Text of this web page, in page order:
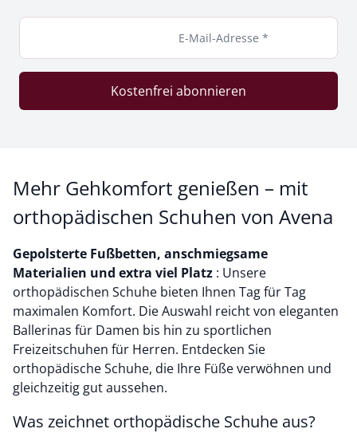
E-Mail-Adresse *
Kostenfrei abonnieren
Mehr Gehkomfort genießen – mit
orthopädischen Schuhen von Avena
Gepolsterte Fußbetten, anschmiegsame
Materialien und extra viel Platz : Unsere
orthopädischen Schuhe bieten Ihnen Tag für Tag
maximalen Komfort. Die Auswahl reicht von eleganten
Ballerinas für Damen bis hin zu sportlichen
Freizeitschuhen für Herren. Entdecken Sie
orthopädische Schuhe, die Ihre Füße verwöhnen und
gleichzeitig gut aussehen.
Was zeichnet orthopädische Schuhe aus?